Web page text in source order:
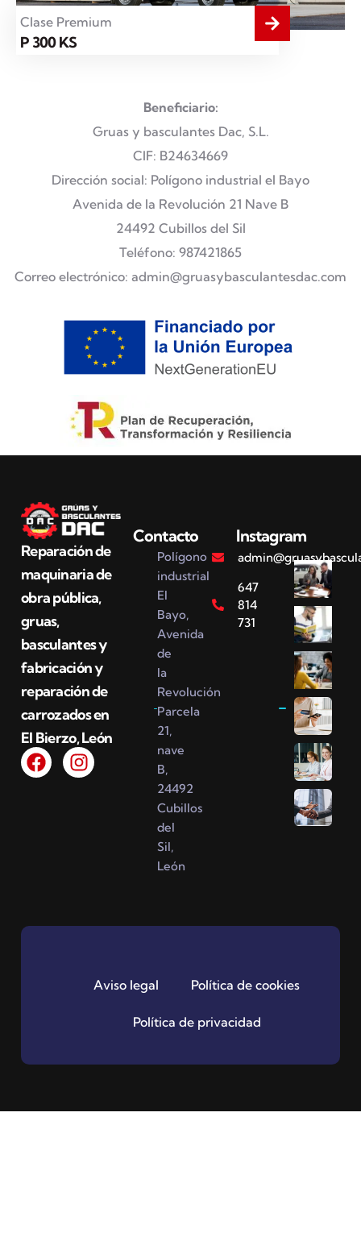
Clase Premium
P 300 KS
Beneficiario:
Gruas y basculantes Dac, S.L.
CIF: B24634669
Dirección social: Polígono industrial el Bayo
Avenida de la Revolución 21 Nave B
24492 Cubillos del Sil
Teléfono: 987421865
Correo electrónico: admin@gruasybasculantesdac.com
Reparación de
maquinaria de
obra pública,
gruas,
basculantes y
fabricación y
reparación de
carrozados en
El Bierzo, León
Contacto
Polígono
industrial
El
Bayo,
Avenida
de
la
Revolución
Parcela
21,
nave
B,
24492
Cubillos
del
Sil,
León
647
814
731
Instagram
Aviso legal Política de cookies
Política de privacidad